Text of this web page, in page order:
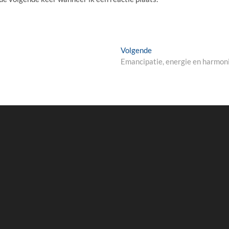
VolgendeVolgende
bericht:
Emancipatie, energie en